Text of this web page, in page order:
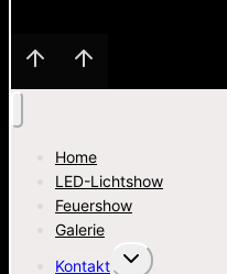
Home
LED-Lichtshow
Feuershow
Galerie
Kontakt
Untermenü
umschalten